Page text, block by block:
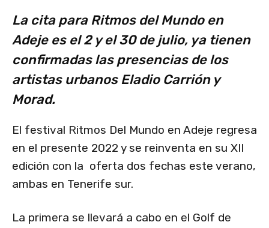
La cita para Ritmos del Mundo en
Adeje es el 2 y el 30 de julio, ya tienen
confirmadas las presencias de los
artistas urbanos Eladio Carrión y
Morad.
El festival Ritmos Del Mundo en Adeje regresa
en el presente 2022 y se reinventa en su XII
edición con la oferta dos fechas este verano,
ambas en Tenerife sur.
La primera se llevará a cabo en el Golf de